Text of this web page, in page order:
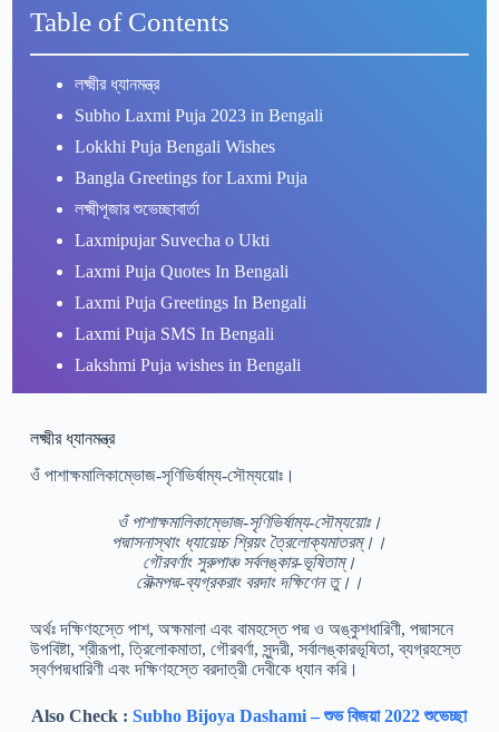
Table of Contents
লক্ষ্মীর ধ্যানমন্ত্র
Subho Laxmi Puja 2023 in Bengali
Lokkhi Puja Bengali Wishes
Bangla Greetings for Laxmi Puja
লক্ষ্মীপূজার শুভেচ্ছাবার্তা
Laxmipujar Suvecha o Ukti
Laxmi Puja Quotes In Bengali
Laxmi Puja Greetings In Bengali
Laxmi Puja SMS In Bengali
Lakshmi Puja wishes in Bengali
লক্ষ্মীর ধ্যানমন্ত্র
ওঁ পাশাক্ষমালিকাম্ভোজ-সৃণিভির্ষাম্য-সৌম্যয়োঃ।
ওঁ পাশাক্ষমালিকাম্ভোজ-সৃণিভির্ষাম্য-সৌম্যয়োঃ।
পদ্মাসনাস্থাং ধ্যায়েচ্চ শ্রিয়ং ত্রৈলোক্যমাতরম্।।
গৌরবর্ণাং সুরুপাঞ্চ সর্বলঙ্কার-ভূষিতাম্।
রৌক্মপদ্ম-ব্যগ্রকরাং বরদাং দক্ষিণেন তু।।
অর্থঃ দক্ষিণহস্তে পাশ, অক্ষমালা এবং বামহস্তে পদ্ম ও অঙ্কুশধারিণী, পদ্মাসনে
উপবিষ্টা, শ্রীরূপা, ত্রিলোকমাতা, গৌরবর্ণা, সুন্দরী, সর্বালঙ্কারভূষিতা, ব্যগ্রহস্তে
স্বর্ণপদ্মধারিণী এবং দক্ষিণহস্তে বরদাত্রী দেবীকে ধ্যান করি।
Also Check :Subho Bijoya Dashami – শুভ বিজয়া 2022 শুভেচ্ছা